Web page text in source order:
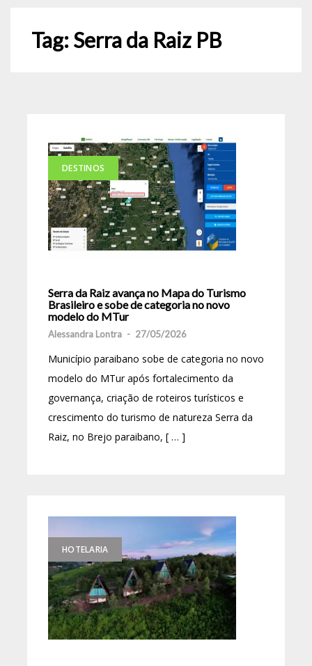
Tag:Serra da Raiz PB
DESTINOS
Serra da Raiz avança no Mapa do Turismo
Brasileiro e sobe de categoria no novo
modelo do MTur
Alessandra Lontra - 27/05/2026
Município paraibano sobe de categoria no novo
modelo do MTur após fortalecimento da
governança, criação de roteiros turísticos e
crescimento do turismo de natureza Serra da
Raiz, no Brejo paraibano, [ … ]
HOTELARIA